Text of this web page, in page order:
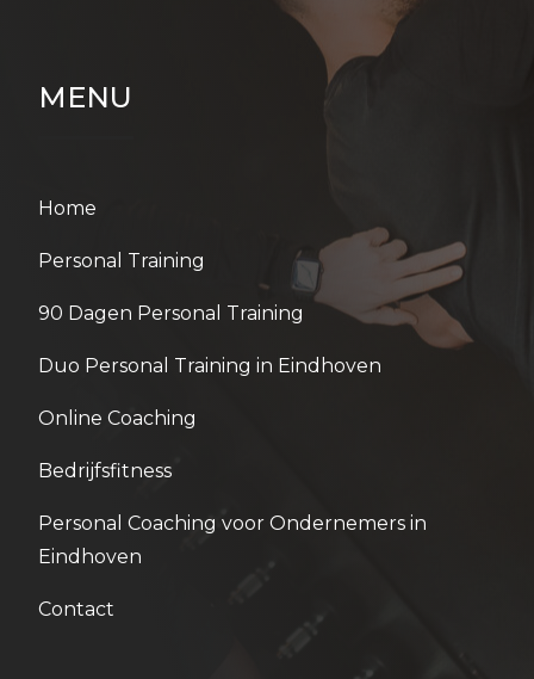
MENU
Home
Personal Training
90 Dagen Personal Training
Duo Personal Training in Eindhoven
Online Coaching
Bedrijfsfitness
Personal Coaching voor Ondernemers in
Eindhoven
Contact